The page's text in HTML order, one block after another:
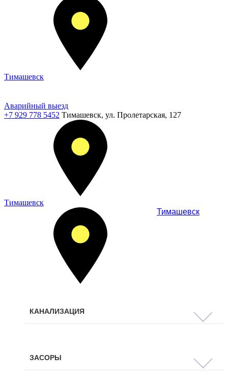
Тимашевск
Аварийный выезд
+7 929 778 5452 Тимашевск, ул. Пролетарская, 127
Тимашевск
Тимашевск
КАНАЛИЗАЦИЯ
ЗАСОРЫ